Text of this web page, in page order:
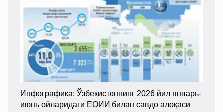
Инфографика: Ўзбекистоннинг 2026 йил январь-
июнь ойларидаги ЕОИИ билан савдо алоқаси